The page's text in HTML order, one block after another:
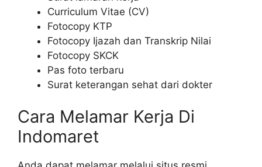
Curriculum Vitae (CV)
Fotocopy KTP
Fotocopy Ijazah dan Transkrip Nilai
Fotocopy SKCK
Pas foto terbaru
Surat keterangan sehat dari dokter
Cara Melamar Kerja Di
Indomaret